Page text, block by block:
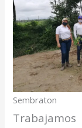
Sembraton